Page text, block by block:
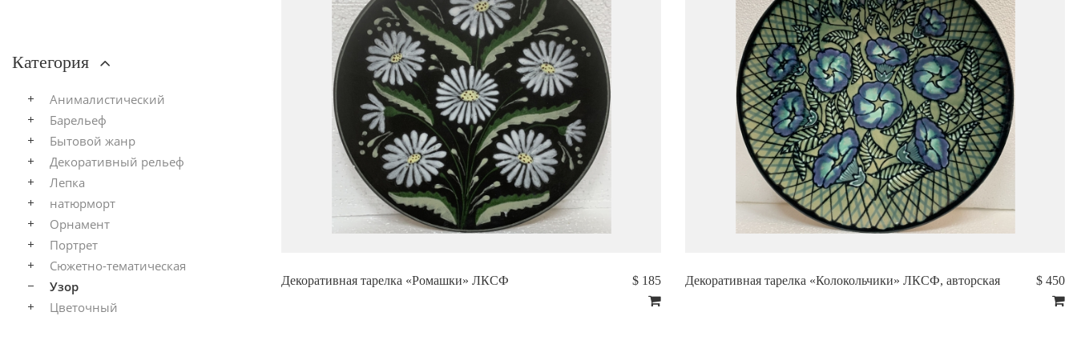
Категория
Анималистический
Барельеф
Бытовой жанр
Декоративный рельеф
Лепка
натюрморт
Орнамент
Портрет
Сюжетно-тематическая
Узор
Цветочный
$ 185
Декоративная тарелка «Ромашки» ЛКСФ $ 450
Декоративная тарелка «Колокольчики» ЛКСФ, авторская